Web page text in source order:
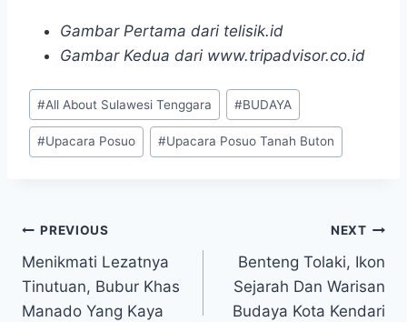
Gambar Pertama dari telisik.id
Gambar Kedua dari www.tripadvisor.co.id
Post
Tags:
#All About Sulawesi Tenggara #BUDAYA
#Upacara Posuo #Upacara Posuo Tanah Buton
Post
navigation
PREVIOUS
Menikmati Lezatnya
Tinutuan, Bubur Khas
Manado Yang Kaya
NEXT
Benteng Tolaki, Ikon
Sejarah Dan Warisan
Budaya Kota Kendari